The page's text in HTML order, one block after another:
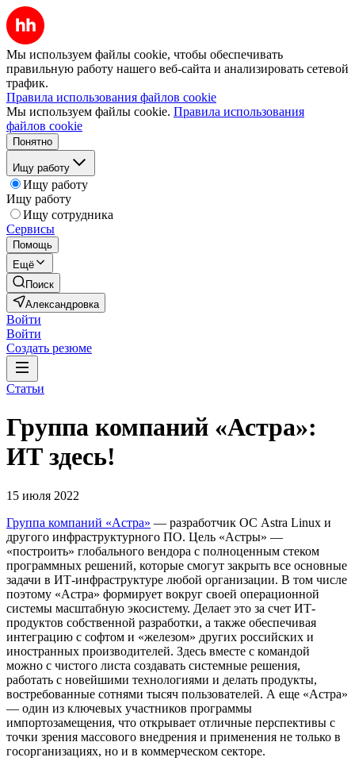
Мы используем файлы cookie, чтобы обеспечивать
правильную работу нашего веб-сайта и анализировать сетевой
трафик.
Правила использования файлов cookie
Мы используем файлы cookie. Правила использования
файлов cookie
Понятно
Ищу работу
Ищу работу
Ищу работу
Ищу сотрудника
Сервисы
Помощь
Ещё
Поиск
Александровка
Войти
Войти
Создать резюме
Статьи
Группа компаний «Астра»:
ИТ здесь!
15 июля 2022
Группа компаний «Астра» — разработчик ОС Astra Linux и
другого инфраструктурного ПО. Цель «Астры» —
«построить» глобального вендора с полноценным стеком
программных решений, которые смогут закрыть все основные
задачи в ИТ-инфраструктуре любой организации. В том числе
поэтому «Астра» формирует вокруг своей операционной
системы масштабную экосистему. Делает это за счет ИТ-
продуктов собственной разработки, а также обеспечивая
интеграцию с софтом и «железом» других российских и
иностранных производителей. Здесь вместе с командой
можно с чистого листа создавать системные решения,
работать с новейшими технологиями и делать продукты,
востребованные сотнями тысяч пользователей. А еще «Астра»
— один из ключевых участников программы
импортозамещения, что открывает отличные перспективы с
точки зрения массового внедрения и применения не только в
госорганизациях, но и в коммерческом секторе.